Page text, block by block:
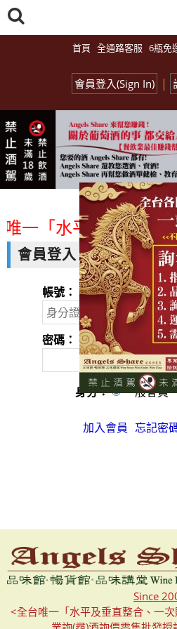
首頁 全通路客服 6瓶免
會員登入(Sign In) |
一「水平及垂直整合
會員登入
帳號：
密碼：
身分： 一般會
加入會員 忘記密
Since
<全台唯一「水平及垂直整合、一